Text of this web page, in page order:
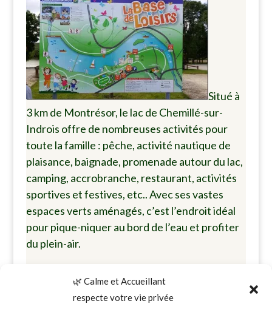
🌿 Calme et Accueillant
respecte votre vie privée
Situé à
3 km de Montrésor, le lac de Chemillé-sur-
Indrois offre de nombreuses activités pour
toute la famille : pêche, activité nautique de
plaisance, baignade, promenade autour du lac,
camping, accrobranche, restaurant, activités
sportives et festives, etc.. Avec ses vastes
espaces verts aménagés, c’est l’endroit idéal
pour pique-niquer au bord de l’eau et profiter
du plein-air.
s’organise autour du lac de 34 ha qui est
traversé par l’Indrois.